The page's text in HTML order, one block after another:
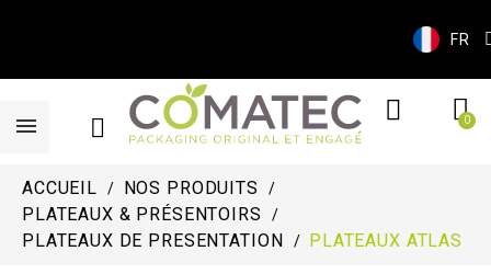
FR
ACCUEIL
NOS PRODUITS
PLATEAUX & PRÉSENTOIRS
PLATEAUX DE PRESENTATION
PLATEAUX ATLAS